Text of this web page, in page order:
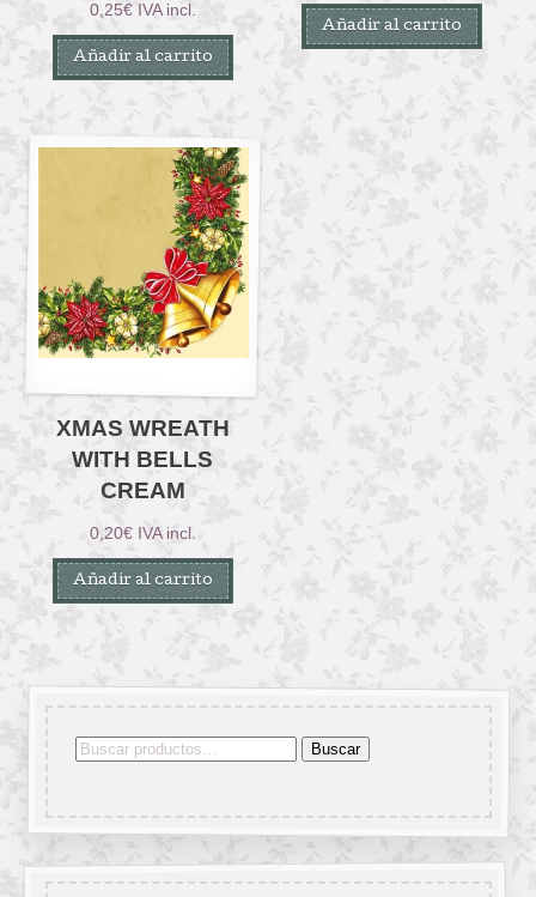
0,25€ IVA incl.
Añadir al carrito
Añadir al carrito
XMAS WREATH
WITH BELLS
CREAM
0,20€ IVA incl.
Añadir al carrito
Buscar
Buscar